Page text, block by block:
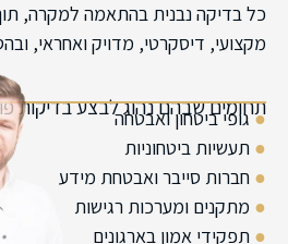
כל בדיקה נבנית בהתאמה למקרה,
מקצועי, דיסקרטי, מדויק ואחראי,
תחומים שבהם נהוג לבצע בדיקות
●גופי ביטחון ואבטחה
● תעשיות ביטחוניות
● חברות סייבר ואבטחת מידע
● מתקנים ומערכות רגישות
● תפקידי אמון בארגונים